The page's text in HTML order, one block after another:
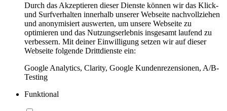
Durch das Akzeptieren dieser Dienste können wir das Klick-
und Surfverhalten innerhalb unserer Webseite nachvollziehen
und anonymisiert auswerten, um unsere Webseite zu
optimieren und das Nutzungserlebnis insgesamt laufend zu
verbessern. Mit deiner Einwilligung setzen wir auf dieser
Webseite folgende Drittdienste ein:
Google Analytics, Clarity, Google Kundenrezensionen, A/B-
Testing
Funktional